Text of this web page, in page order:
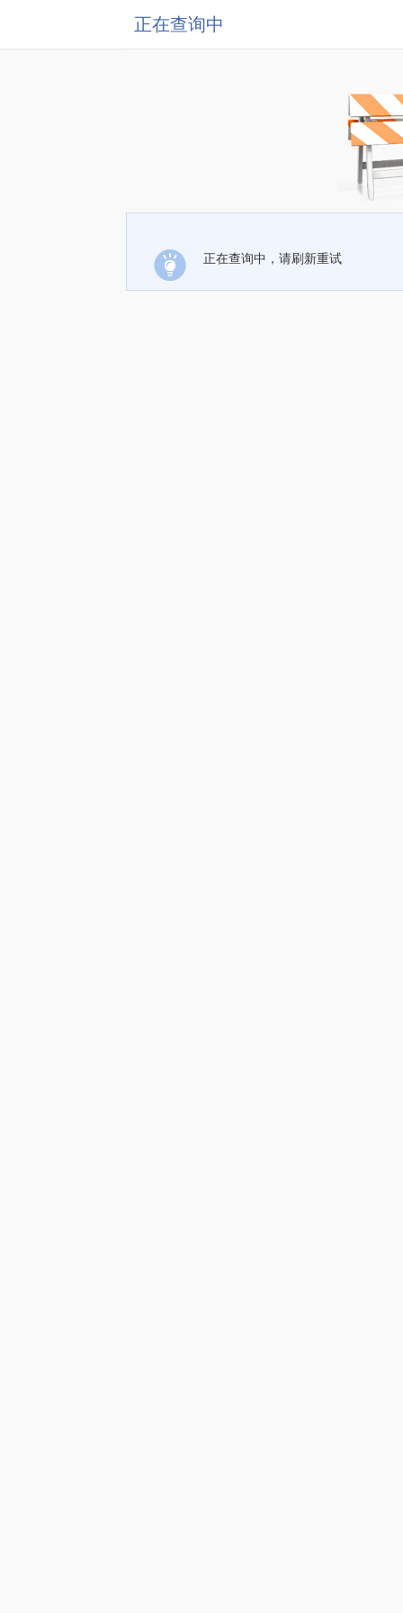
正在查询中
正在查询中，请刷新重试